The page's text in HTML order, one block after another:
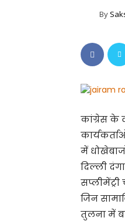
By
कांग्रेस के
में
दिल्ली
जिन
तुलना में